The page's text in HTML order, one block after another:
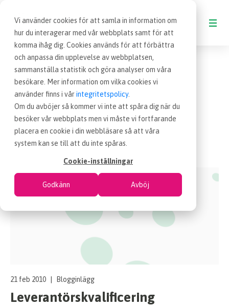
Vi använder cookies för att samla in information om
hur du interagerar med vår webbplats samt för att
komma ihåg dig. Cookies används för att förbättra
och anpassa din upplevelse av webbplatsen,
sammanställa statistik och göra analyser om våra
besökare. Mer information om vilka cookies vi
använder finns i vårintegritetspolicy.
Om du avböjer så kommer vi inte att spåra dig när du
besöker vår webbplats men vi måste vi fortfarande
placera en cookie i din webbläsare så att våra
system kan se till att du inte spåras.
Cookie-inställningar
Godkänn Avböj
BLOGG
VAD ÄR INKÖP
OM EFFSO TOOLS
TERMINOLOGI
leverantörsbedömning Sida 2
21 feb 2010 Blogginlägg
Leverantörskvalificering